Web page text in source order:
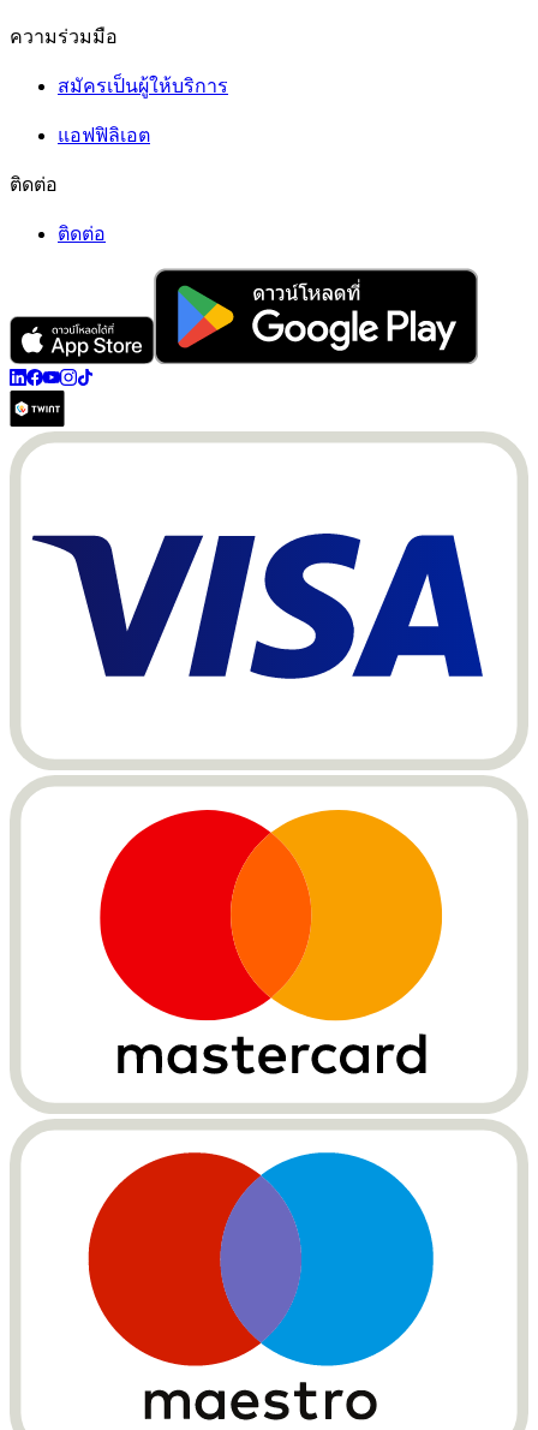
ความร่วมมือ
สมัครเป็นผู้ให้บริการ
แอฟฟิลิเอต
ติดต่อ
ติดต่อ